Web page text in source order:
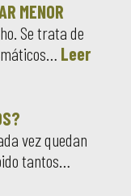
MENOR
Se trata de
Leer
vez quedan
tantos…